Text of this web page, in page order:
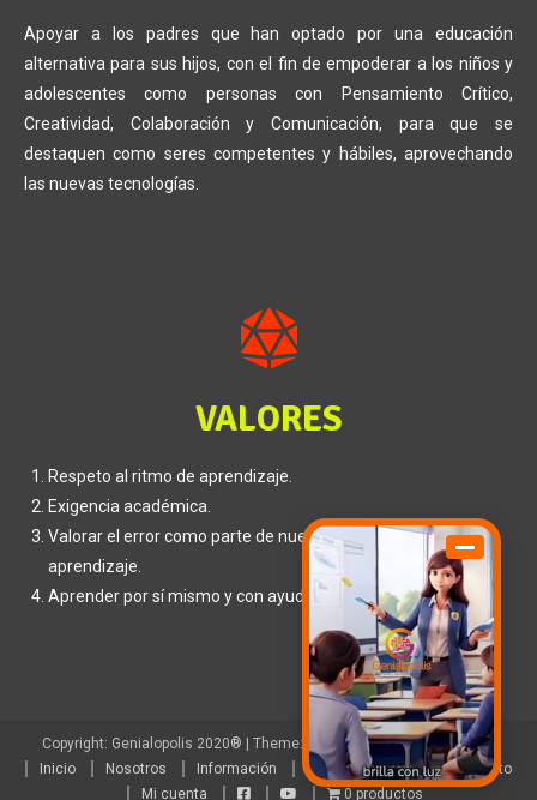
Apoyar a los padres que han optado por una educación
alternativa para sus hijos, con el fin de empoderar a los niños y
adolescentes como personas con Pensamiento Crítico,
Creatividad, Colaboración y Comunicación, para que se
destaquen como seres competentes y hábiles, aprovechando
las nuevas tecnologías.
VALORES
Respeto al ritmo de aprendizaje.
Exigencia académica.
Valorar el error como parte de nuestro proceso de
aprendizaje.
Aprender por sí mismo y con ayuda del otro.
Copyright: Genialopolis 2020® | Theme: Genialopolis byGenialopolis
Inicio
Nosotros Información Camp Tienda
Contacto
Mi cuenta
0 productos